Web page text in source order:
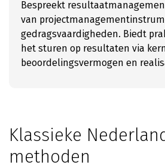
Bespreekt
van
gedragsvaardigheden. Biedt
het sturen op resultaten via
beoordelingsvermogen en
Klassieke
methoden